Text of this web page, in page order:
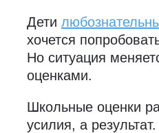
Дети
хочется
Но ситуация
оценками.
Школьные оценки
усилия, а